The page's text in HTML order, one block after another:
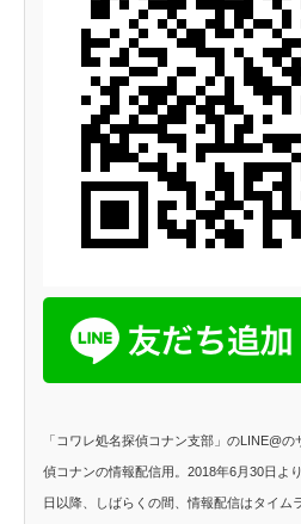
「コワレ処名探偵コナン支部」のLINE@
偵コナンの情報配信用。2018年6月30日よ
日以降、しばらくの間、情報配信はタイム